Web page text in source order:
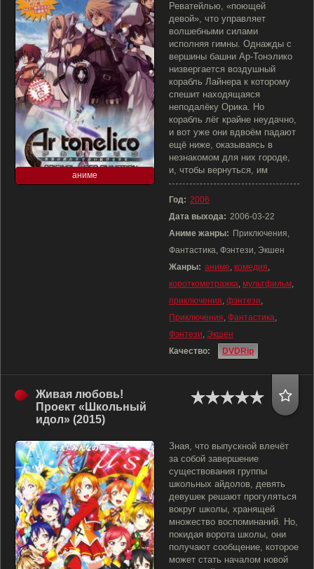
аниме
Реватейлью, «поющей
девой», что управляет
волшебными силами
исполняя гимны. Однажды с
вершины башни Ар-Тонэлико
низвергается воздушный
корабль Лайнера к которому
спешит находящаяся
неподалёку Орика. Но
корабль лёг крайне неудачно,
и вот уже они вдвоём падают
ещё ниже, оказываясь в
незнакомом для них городе,
и, чтобы вернуться, им
Год: 2006
Дата выхода: 2006-03-22
Аниме жанры: Приключения,
Фантастика, Фэнтези, Экшен
Жанры: аниме, комедия,
короткометражка, мультфильм,
приключения, фэнтези,
Приключения, Фантастика,
Фэнтези, Экшен
Качество:
DVDRip
Живая любовь!
Проект «Школьный
идол» (2015)
Зная, что выпускной влечёт
за собой завершение
существования группы
школьных айдолов, девять
девушек решают прогуляться
вокруг школы, хранящей
множество воспоминаний. Но,
покидая ворота школы, они
получают сообщение, которое
может стать началом новой